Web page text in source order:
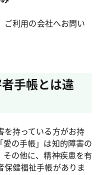
ご利用の会社へお問い
手帳とは違
を持っている方がお持
の手帳」は知的障害の
の他に、精神疾患を有
保健福祉手帳がありま